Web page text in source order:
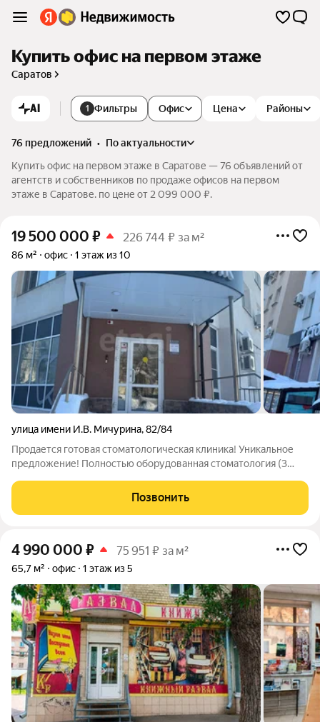
Купить офис на первом этаже
Саратов
AI 1 Фильтры Офис Цена Районы
76 предложений •
по актуальности
Купить офис на первом этаже в Саратове — 76 объявлений от
агентств и собственников по продаже офисов на первом
этаже в Саратове. по цене от 2 099 000 ₽.
19 500 000 ₽ 226 744 ₽ за м²
86 м² офис 1 этаж из 10
улица имени И.В. Мичурина,82/84
Продается готовая стоматологическая клиника! Уникальное
предложение! Полностью оборудованная стоматология (3
центральном густонаселенном районе с высокой видимостью
и проходимостью, с удобной
Позвонить
4 990 000 ₽ 75 951 ₽ за м²
65,7 м² офис 1 этаж из 5